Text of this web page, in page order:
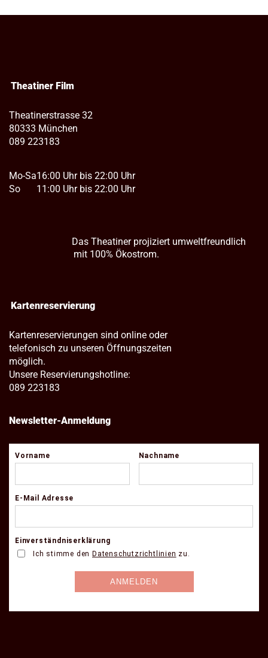
Theatiner Film
Theatinerstrasse 32
80333 München
089 223183
Mo-Sa
So
16:00 Uhr bis 22:00 Uhr
11:00 Uhr bis 22:00 Uhr
Das Theatiner projiziert umweltfreundlich
mit 100% Ökostrom.
Kartenreservierung
Kartenreservierungen sind online oder
telefonisch zu unseren Öffnungszeiten
möglich.
Unsere Reservierungshotline:
089 223183
Newsletter-Anmeldung